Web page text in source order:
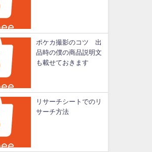
ポケカ撮影のコツ 出
品時の僕の商品説明文
も載せておきます
リサーチシートでのリ
サーチ方法